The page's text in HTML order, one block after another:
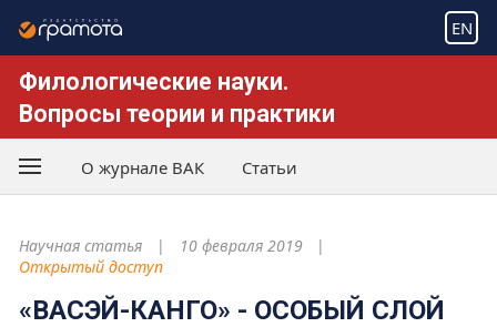
EN
Филологические науки.
Вопросы теории и практики
О журнале ВАК Статьи
Научная статья
10 февраля 2019
Открытый доступ
«ВАСЭЙ-КАНГО» - ОСОБЫЙ СЛОЙ